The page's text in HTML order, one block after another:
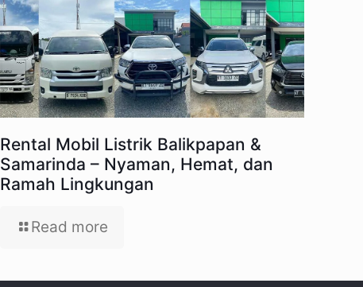
Rental Mobil Listrik Balikpapan &
Samarinda – Nyaman, Hemat, dan
Ramah Lingkungan
Read more